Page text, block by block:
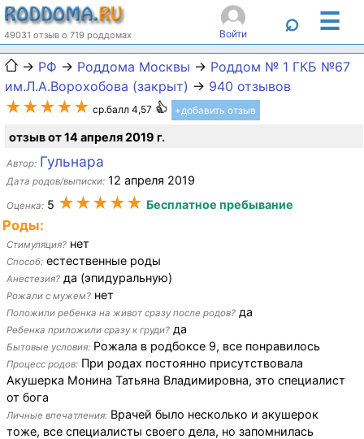
49031 отзыв о 719 роддомах Войти ⌕ ☰
→ РФ → Роддома Москвы → Роддом № 1 ГКБ №67
им.Л.А.Ворохобова (закрыт) → 940 отзывов
★★★★★ ср.балл 4,57 +добавить отзыв
отзыв от 14 апреля 2019 г.
Автор: Гульнара
Дата родов/выписки: 12 апреля 2019
Оценка: 5 ★★★★★ Бесплатное пребывание
Роды:
Стимуляция? нет
Способ: естественные роды
Анестезия? да (эпидуральную)
Рожали с мужем? нет
Положили ребенка на живот сразу после родов? да
Ребенка приложили сразу к груди? да
Бытовые условия: Рожала в родбоксе 9, все понравилось
Процесс родов: При родах постоянно присутствовала
Акушерка Монина Татьяна Владимировна, это специалист
от бога
Личные впечатления: Врачей было несколько и акушерок
тоже, все специалисты своего дела, но запомнилась